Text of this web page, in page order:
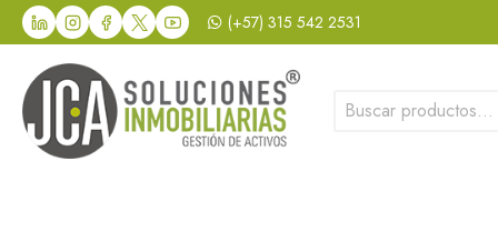
Saltar
contenido
(+57) 315 542 2531
Buscar
por: